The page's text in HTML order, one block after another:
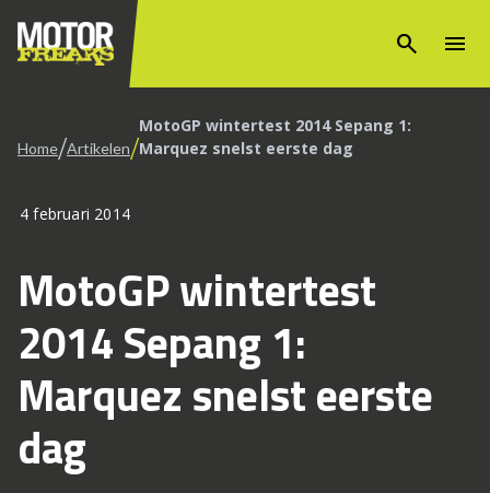
search menu
Home/Artikelen/MotoGP wintertest 2014 Sepang 1:
Marquez snelst eerste dag
4 februari 2014
MotoGP wintertest
2014 Sepang 1:
Marquez snelst eerste
dag